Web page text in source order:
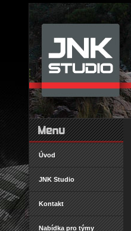
Úvod
JNK Studio
Kontakt
Nabídka pro týmy